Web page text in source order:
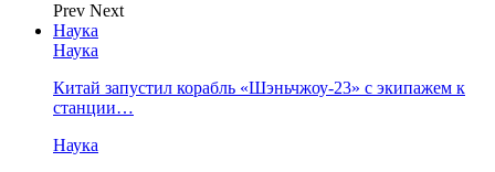
Prev Next
Наука
Наука
Китай запустил корабль «Шэньчжоу-23» с экипажем к
станции…
Наука